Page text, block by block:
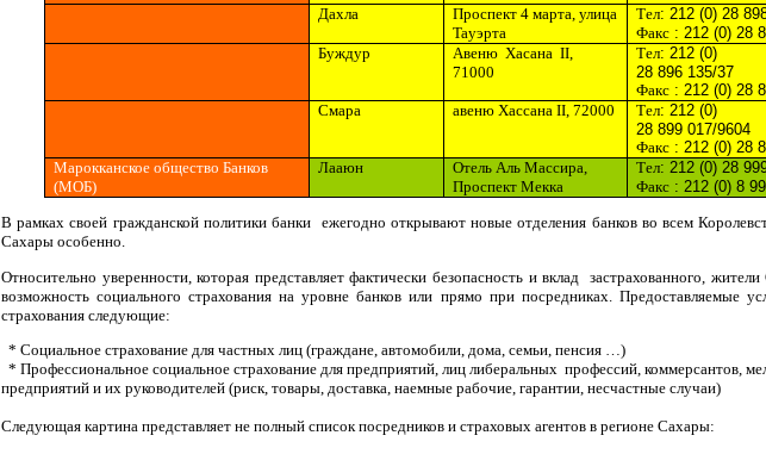
Дахла
Проспект 4 марта, улица
Taуэртa
Tел: 212 (0) 28
Факс: 212 (0) 28
Буждур
Авеню Хасана II,
71000
Tел: 212 (0)
28 896 135/37
Факс: 212 (0) 28
Смарa авенюХассана II, 72000 Tел: 212 (0)
28 899 017/9604
Факс: 212 (0) 28
Марокканское общество Банков
(МОБ)
Лааюн
Отель Аль Массира,
Проспект Meккa
Tел: 212 (0) 28
Факс: 212 (0) 8
В рамках своей гражданской политики банки ежегодно открывают новые отделения банков во всем
Сахары особенно.
Относительно уверенности, которая представляет фактически безопасность и вклад застрахованного,
возможность социального страхования на уровне банков или прямо при посредниках. Предоставляемые
страхования следующие:
* Социальное страхование для частных лиц (граждане, автомобили, дома, семьи, пенсия …)
* Профессиональное социальное страхование для предприятий, лиц либеральных профессий, коммерсантов,
предприятий и их руководителей (риск, товары, доставка, наемные рабочие, гарантии, несчастные случаи)
Следующая картина представляет не полный список посредников и страховых агентов в регионе Сахары: